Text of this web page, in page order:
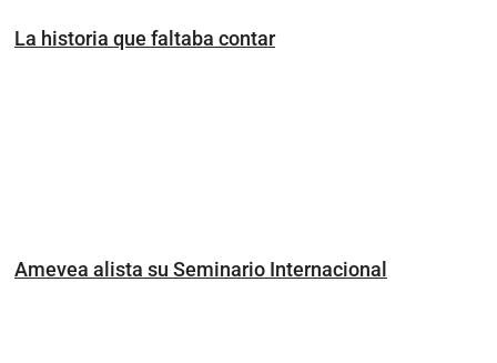
La historia que faltaba contar
Amevea alista su Seminario Internacional